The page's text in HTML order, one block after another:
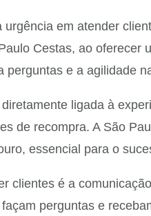
em atender
Cestas, ao
e a agilidade
ligada à
de recompra. A São
essencial para o
clientes é a
perguntas e